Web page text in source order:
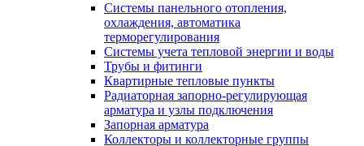
Системы панельного отопления,
охлаждения, автоматика
терморегулирования
Системы учета тепловой энергии и воды
Трубы и фитинги
Квартирные тепловые пункты
Радиаторная запорно-регулирующая
арматура и узлы подключения
Запорная арматура
Коллекторы и коллекторные группы